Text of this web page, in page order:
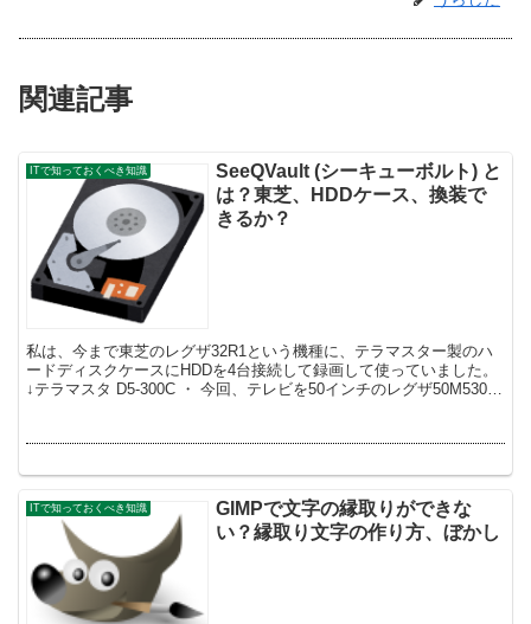
関連記事
ITで知っておくべき知識
SeeQVault (シーキューボルト) と
は？東芝、HDDケース、換装で
きるか？
私は、今まで東芝のレグザ32R1という機種に、テラマスター製のハ
ードディスクケースにHDDを4台接続して録画して使っていました。
↓テラマスタ D5-300C ・ 今回、テレビを50インチのレグザ50M530X
ITで知っておくべき知識
GIMPで文字の縁取りができな
い？縁取り文字の作り方、ぼかし